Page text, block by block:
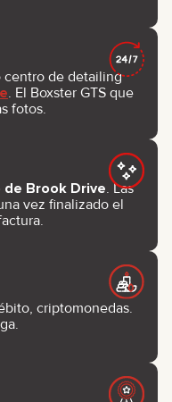
centro de detailing
. El Boxster GTS que
fotos.
de Brook Drive. Las
vez finalizado el
criptomonedas.